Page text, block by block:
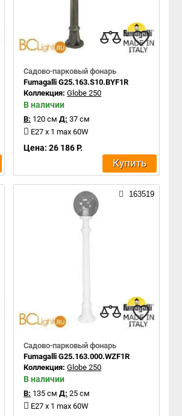
Садово-парковый фонарь
Fumagalli G25.163.S10.BYF1R
Коллекция:Globe 250
В наличии
В: 120 см Д: 37 см
E27 x 1 max 60W
Цена: 26 186 Р.
Купить
163519
Садово-парковый фонарь
Fumagalli G25.163.000.WZF1R
Коллекция:Globe 250
В наличии
В: 135 см Д: 25 см
E27 x 1 max 60W